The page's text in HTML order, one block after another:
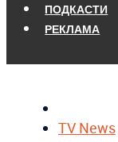
ПОДКАСТИ
РЕКЛАМА
TV News